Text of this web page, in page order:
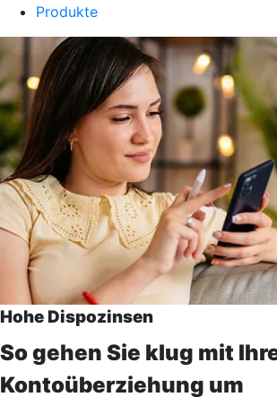
Produkte
Hohe Dispozinsen
So gehen Sie klug mit
Kontoüberziehung um